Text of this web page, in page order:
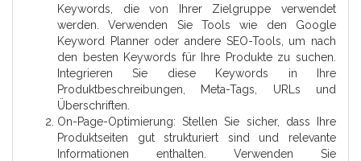
Keywords, die von Ihrer Zielgruppe verwendet
werden. Verwenden Sie Tools wie den Google
Keyword Planner oder andere SEO-Tools, um nach
den besten Keywords für Ihre Produkte zu suchen.
Integrieren Sie diese Keywords in Ihre
Produktbeschreibungen, Meta-Tags, URLs und
Überschriften.
On-Page-Optimierung: Stellen Sie sicher, dass Ihre
Produktseiten gut strukturiert sind und relevante
Informationen enthalten. Verwenden Sie